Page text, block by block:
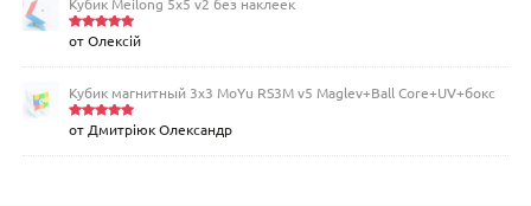
Кубик Meilong 5x5 v2 без наклеек
Оценка5
от Олексій
Кубик магнитный 3х3 MoYu RS3M v5 Maglev+Ball Core+UV+бокс
Оценка5
от Дмитріюк Олександр